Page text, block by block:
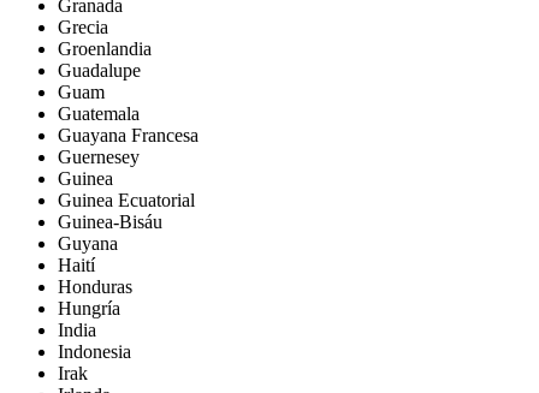
Granada
Grecia
Groenlandia
Guadalupe
Guam
Guatemala
Guayana Francesa
Guernesey
Guinea
Guinea Ecuatorial
Guinea-Bisáu
Guyana
Haití
Honduras
Hungría
India
Indonesia
Irak